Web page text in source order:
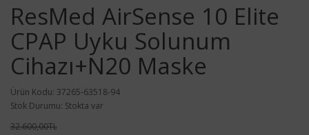
ResMed AirSense 10 Elite
CPAP Uyku Solunum
Cihazı+N20 Maske
Ürün Kodu: 37265-63518-94
Stok Durumu: Stokta var
32.600,00TL